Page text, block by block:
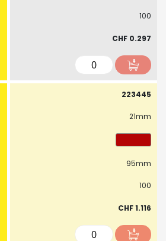
100
CHF 0.297
223445
21mm
95mm
100
CHF 1.116